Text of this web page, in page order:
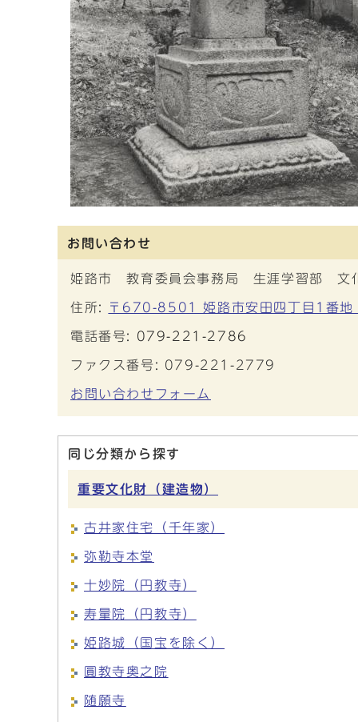
お問い合わせ
姫路市 教育委員会事務局 生涯学習部 文
住所: 〒670-8501 姫路市安田四丁目1番地
電話番号: 079-221-2786
ファクス番号: 079-221-2779
お問い合わせフォーム
同じ分類から探す
重要文化財（建造物）
古井家住宅（千年家）
弥勒寺本堂
十妙院（円教寺）
寿量院（円教寺）
姫路城（国宝を除く）
圓教寺奥之院
随願寺